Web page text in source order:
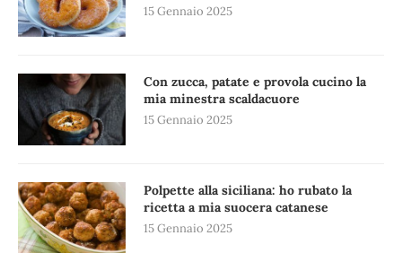
15 Gennaio 2025
Con zucca, patate e provola cucino la
mia minestra scaldacuore
15 Gennaio 2025
Polpette alla siciliana: ho rubato la
ricetta a mia suocera catanese
15 Gennaio 2025